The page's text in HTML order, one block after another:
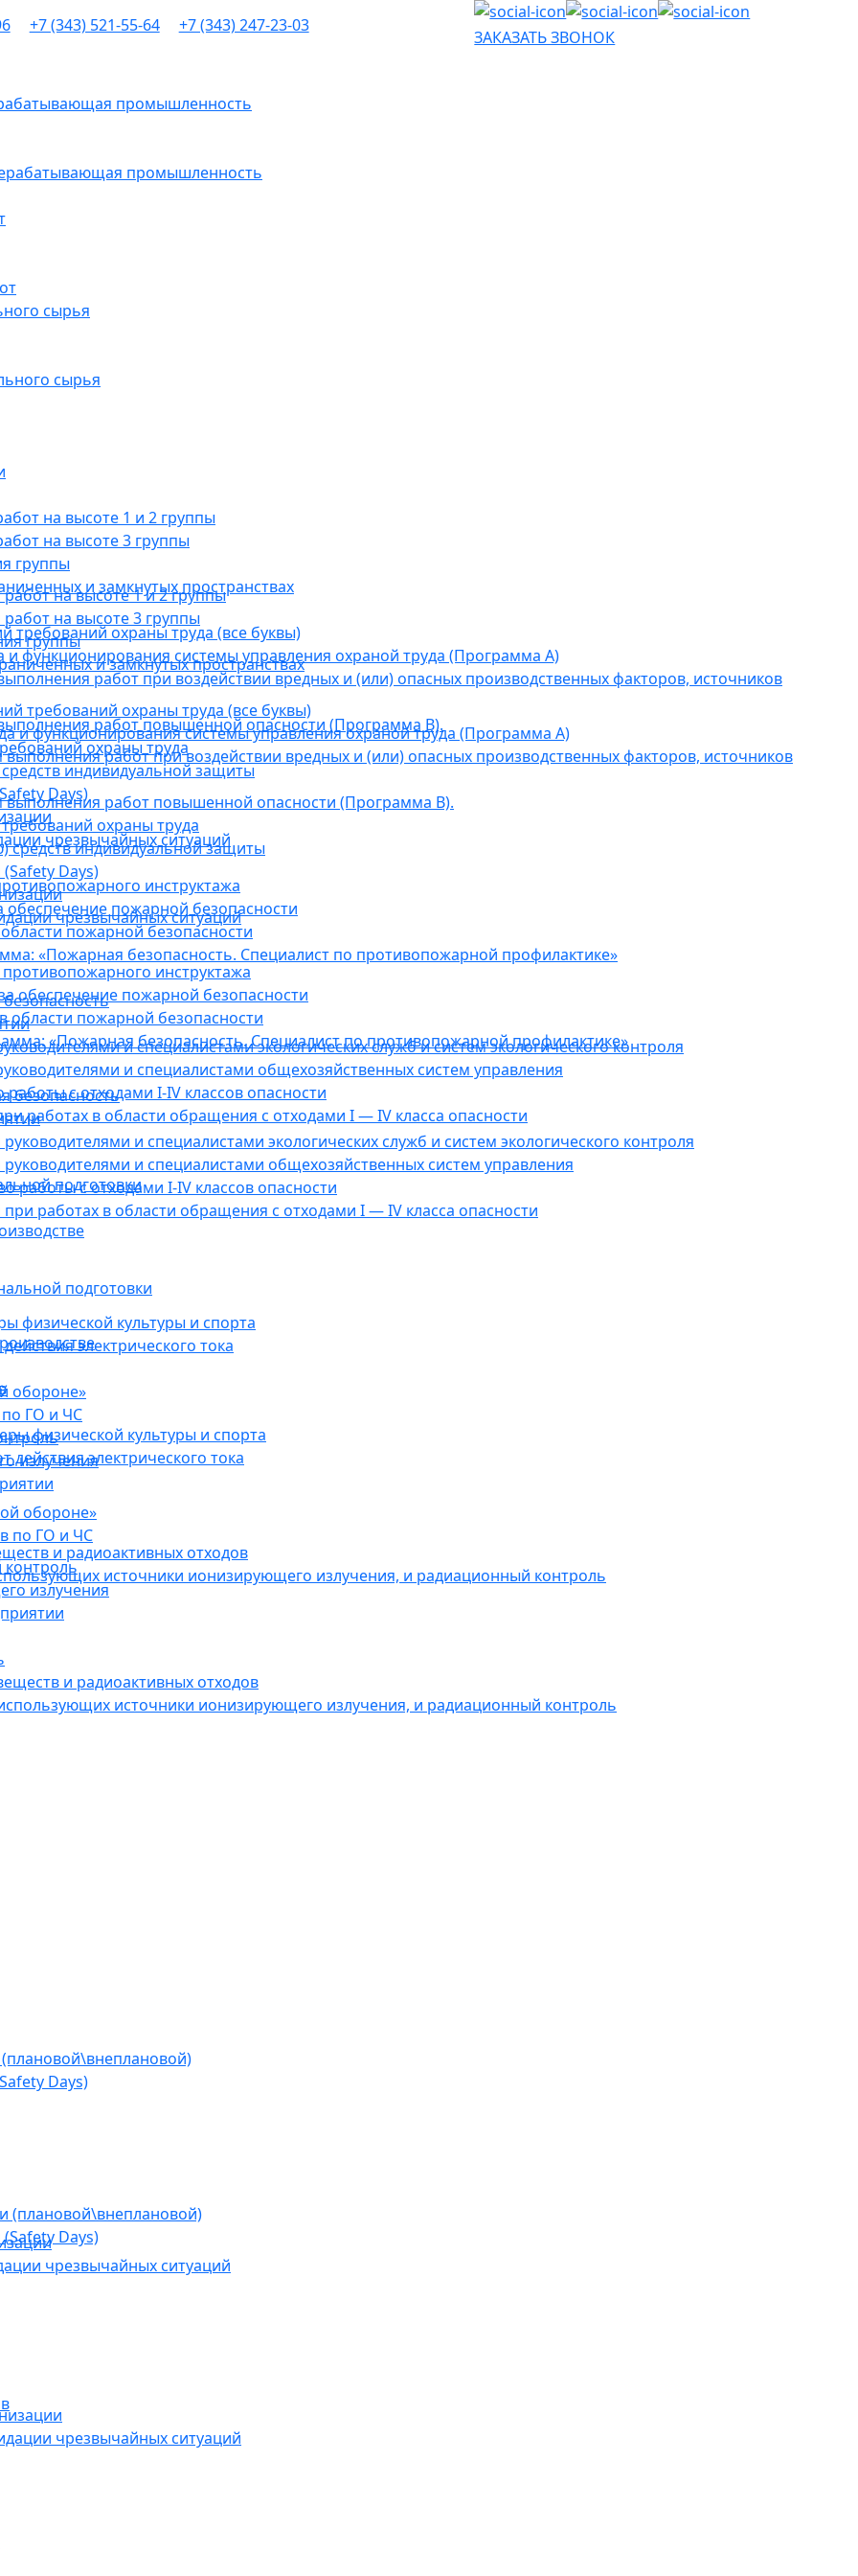
промышленность
сырья
на высоте 1 и 2 группы
на высоте 3 группы
группы
и замкнутых пространствах
требований охраны труда (все буквы)
функционирования системы управления охраной труда (Программа А)
работ при воздействии вредных и (или) опасных производственных факторов, источников
работ повышенной опасности (Программа В).
охраны труда
индивидуальной защиты
Days)
чрезвычайных ситуаций
инструктажа
пожарной безопасности
пожарной безопасности
«Пожарная безопасность. Специалист по противопожарной профилактике»
и специалистами экологических служб и систем экологического контроля
и специалистами общехозяйственных систем управления
с отходами I-IV классов опасности
работах в области обращения с отходами I — IV класса опасности
подготовки
физической культуры и спорта
электрического тока
обороне»
ГО и ЧС
излучения
и радиоактивных отходов
источники ионизирующего излучения, и радиационный контроль
Days)
чрезвычайных ситуаций
+7 (343) 521-55-64 +7 (343) 247-23-03
ЗАКАЗАТЬ ЗВОНОК
промышленность
сырья
на высоте 1 и 2 группы
на высоте 3 группы
группы
и замкнутых пространствах
требований охраны труда (все буквы)
и функционирования системы управления охраной труда (Программа А)
работ при воздействии вредных и (или) опасных производственных факторов, источников
работ повышенной опасности (Программа В).
охраны труда
индивидуальной защиты
Days)
чрезвычайных ситуаций
инструктажа
обеспечение пожарной безопасности
пожарной безопасности
«Пожарная безопасность. Специалист по противопожарной профилактике»
безопасность
и специалистами экологических служб и систем экологического контроля
и специалистами общехозяйственных систем управления
работы с отходами I-IV классов опасности
работах в области обращения с отходами I — IV класса опасности
подготовки
физической культуры и спорта
электрического тока
обороне»
по ГО и ЧС
контроль
излучения
и радиоактивных отходов
источники ионизирующего излучения, и радиационный контроль
(плановой\внеплановой)
Days)
чрезвычайных ситуаций